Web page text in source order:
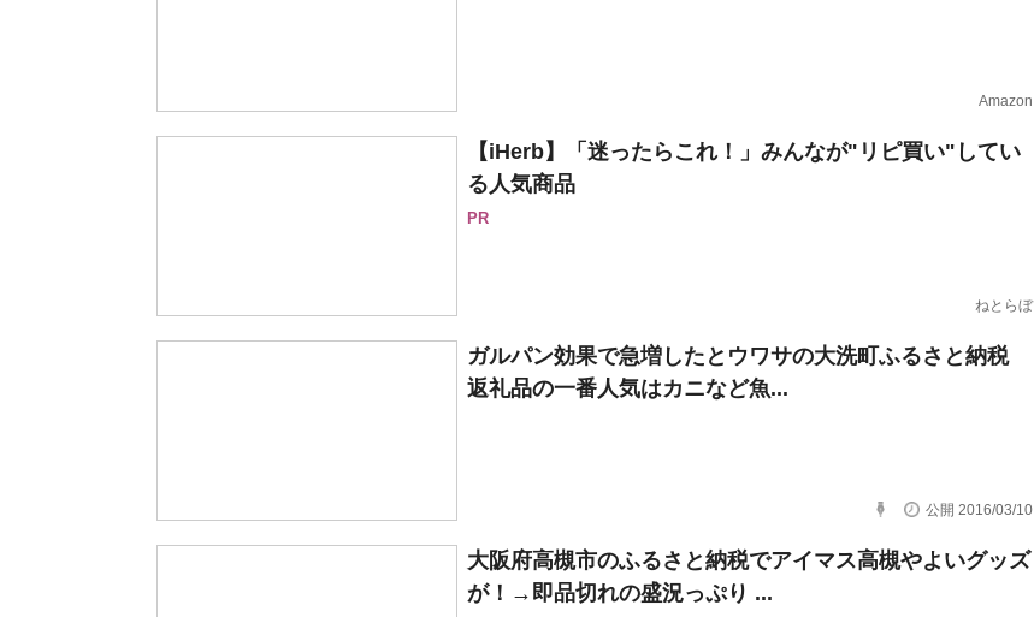
Amazon
【iHerb】「迷ったらこれ！」みんなが"リピ買い"してい
る人気商品
PR
ねとらぼ
ガルパン効果で急増したとウワサの大洗町ふるさと納税
返礼品の一番人気はカニなど魚...
公開 2016/03/10
大阪府高槻市のふるさと納税でアイマス高槻やよいグッズ
が！→即品切れの盛況っぷり ...